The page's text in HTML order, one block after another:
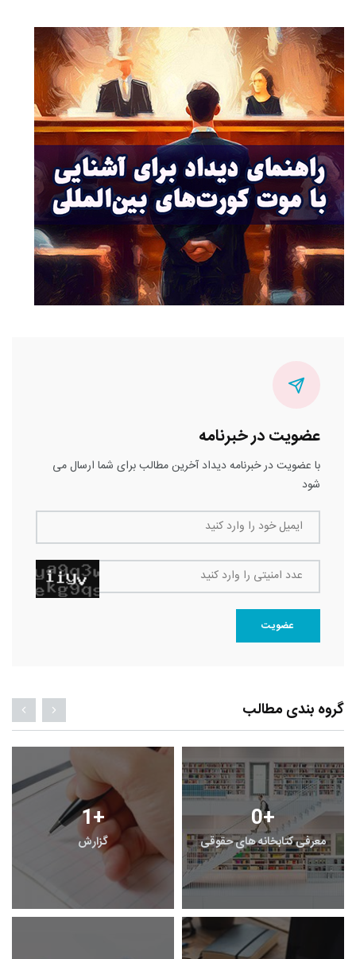
عضویت در خبرنامه
با عضویت در خبرنامه دیداد آخرین مطالب برای شما ارسال می
شود
ایمیل خود را وارد کنید
عدد امنیتی را وارد کنید
عضویت
گروه بندی مطالب
1+
گزارش
0+
معرفی کتابخانه های حقوقی